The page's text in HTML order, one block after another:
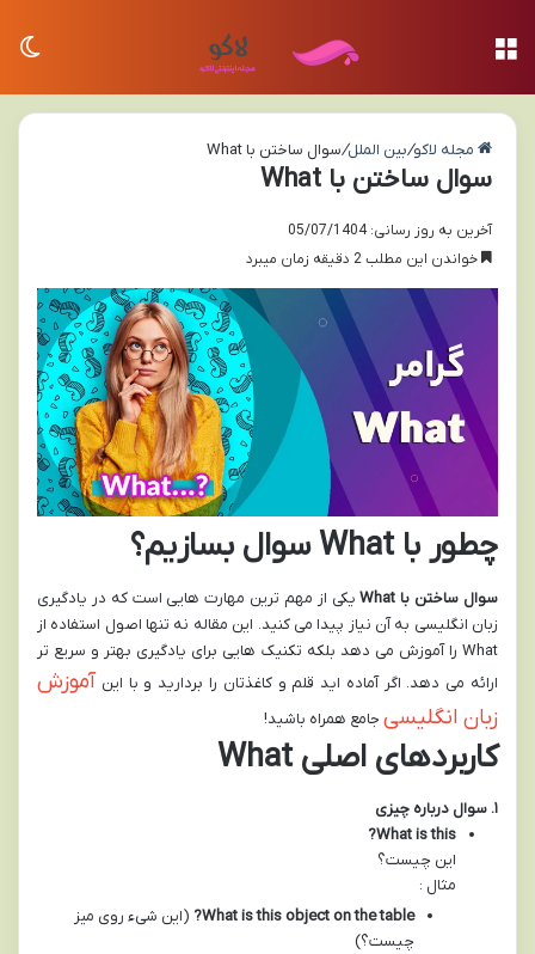
مجله لاکو/بین الملل/سوال ساختن با What
سوال ساختن با What
آخرین به روز رسانی: 05/07/1404
خواندن این مطلب 2 دقیقه زمان میبرد
چطور با What سوال بسازیم؟
سوال ساختن با
یکی از مهم ترین مهارت هایی است که در یادگیری
زبان انگلیسی به آن نیاز پیدا می کنید. این مقاله نه تنها اصول استفاده از
What را آموزش می دهد بلکه تکنیک هایی برای یادگیری بهتر و سریع تر
ارائه می دهد. اگر آماده اید قلم و کاغذتان را بردارید و با این آموزش
زبان انگلیسی جامع همراه باشید!
کاربردهای اصلی What
۱. سوال درباره چیزی
What is this?
این چیست؟
مثال :
What is this object on the table?
(این شیء روی میز
چیست؟)